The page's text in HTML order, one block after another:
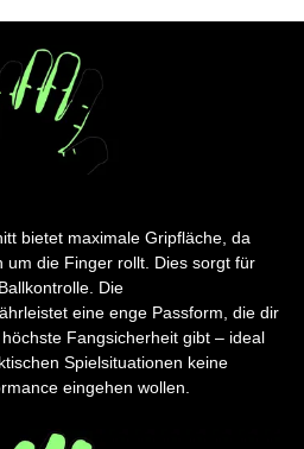
bietet maximale Gripfläche, da
um die Finger rollt. Dies sorgt für
Die
eine enge Passform, die dir
Fangsicherheit gibt – ideal
Spielsituationen keine
eingehen wollen.